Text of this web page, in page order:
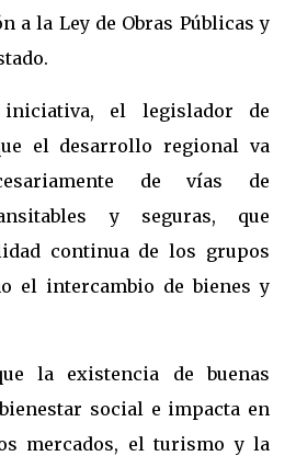
a la Ley de Obras Públicas y
el legislador de
el desarrollo regional va
de vías de
y seguras, que
continua de los grupos
el intercambio de bienes y
la existencia de buenas
social e impacta en
mercados, el turismo y la